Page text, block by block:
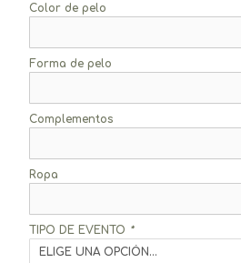
Color de pelo
Forma de pelo
Complementos
Ropa
TIPO DE EVENTO *